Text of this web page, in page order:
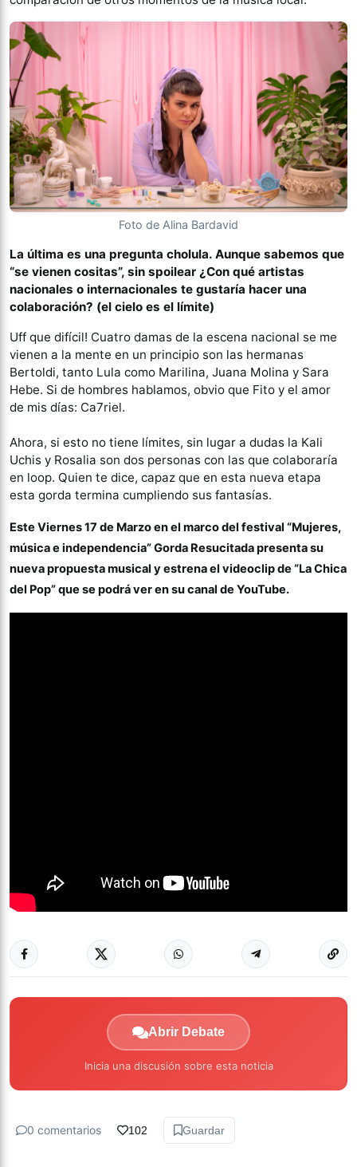
Foto de Alina Bardavid
La última es una pregunta cholula. Aunque sabemos que
“se vienen cositas”, sin spoilear ¿Con qué artistas
nacionales o internacionales te gustaría hacer una
colaboración? (el cielo es el límite)
Uff que difícil! Cuatro damas de la escena nacional se me
vienen a la mente en un principio son las hermanas
Bertoldi, tanto Lula como Marilina, Juana Molina y Sara
Hebe. Si de hombres hablamos, obvio que Fito y el amor
de mis días: Ca7riel.
Ahora, si esto no tiene límites, sin lugar a dudas la Kali
Uchis y Rosalia son dos personas con las que colaboraría
en loop. Quien te dice, capaz que en esta nueva etapa
esta gorda termina cumpliendo sus fantasías.
Este Viernes 17 de Marzo en el marco del festival “Mujeres,
música e independencia” Gorda Resucitada presenta su
nueva propuesta musical y estrena el videoclip de “La Chica
del Pop” que se podrá ver en su canal de YouTube.
Abrir Debate
Inicia una discusión sobre esta noticia
0 comentarios 102 Guardar